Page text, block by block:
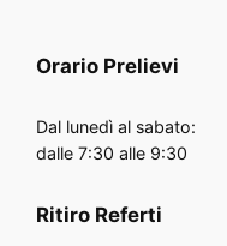
Orario Prelievi
Dal lunedì al sabato:
dalle 7:30 alle 9:30
Ritiro Referti